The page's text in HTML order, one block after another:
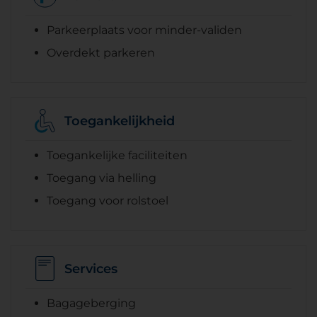
Parkeerplaats voor minder-validen
Overdekt parkeren
Toegankelijkheid
Toegankelijke faciliteiten
Toegang via helling
Toegang voor rolstoel
Services
Bagageberging